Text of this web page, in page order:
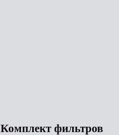
Комплект фильтров